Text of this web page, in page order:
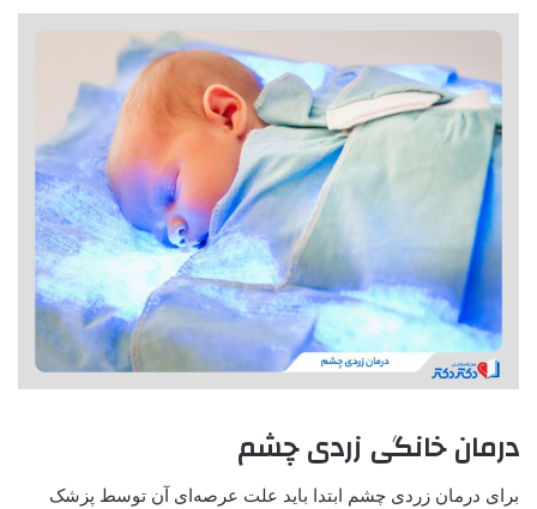
درمان خانگی زردیچشم
برای درمان زردی چشم ابتدا باید علت عرصه‌ای آن توسط پزشک